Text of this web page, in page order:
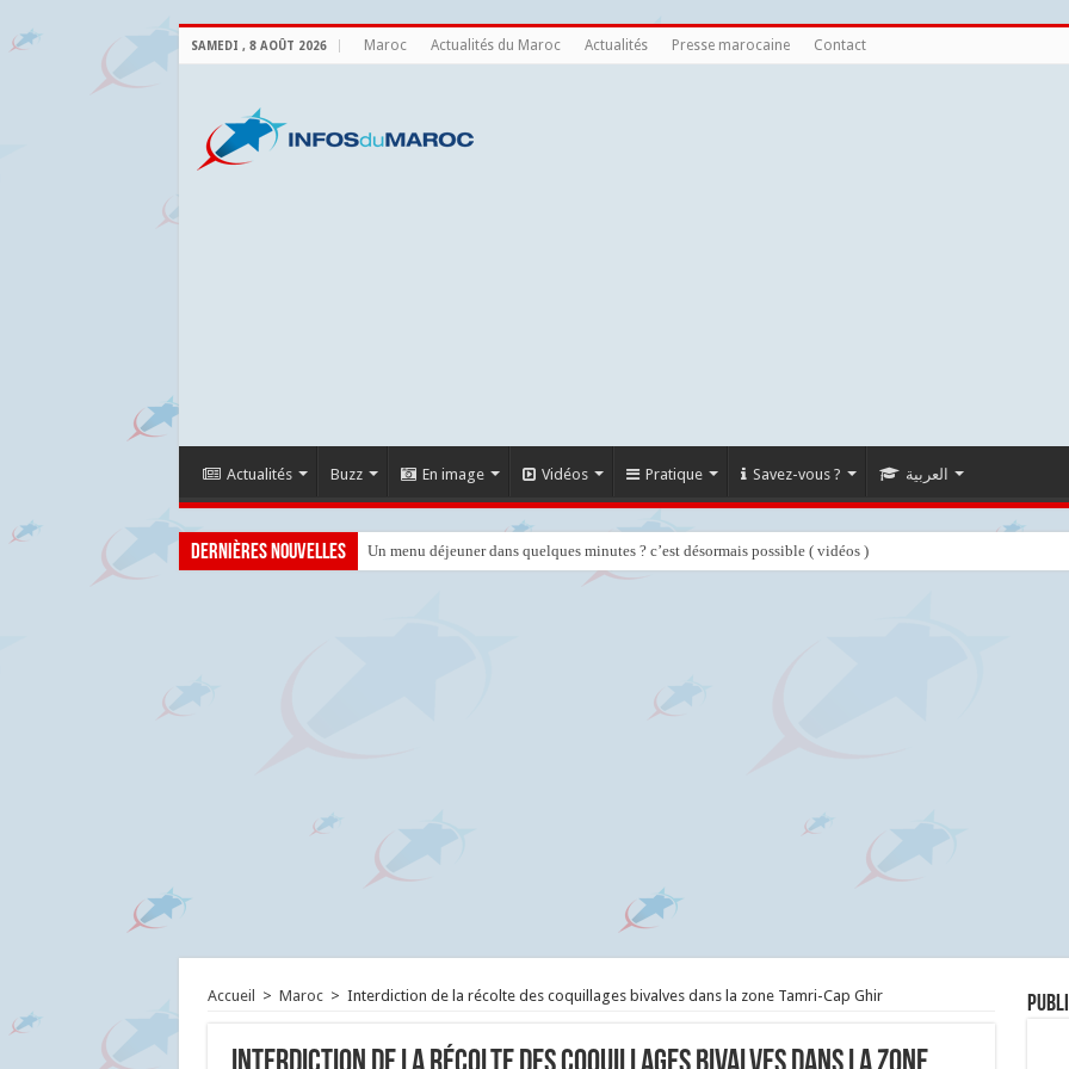
SAMEDI , 8 AOÛT 2026 Maroc Actualités du Maroc Actualités Presse marocaine Contact
Actualités Buzz En image Vidéos Pratique Savez-vous ? العربية
Dernières nouvelles Un menu déjeuner dans quelques minutes ? c’est désormais possible ( vidéos )
Accueil > Maroc > Interdiction de la récolte des coquillages bivalves dans la zone Tamri-Cap Ghir